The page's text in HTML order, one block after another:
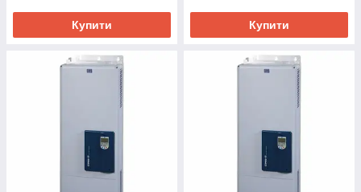
Купити Купити